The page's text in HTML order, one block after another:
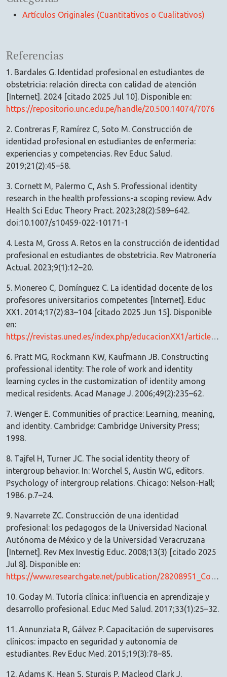
Artículos Originales (Cuantitativos o Cualitativos)
Referencias
1. Bardales G. Identidad profesional en estudiantes de
obstetricia: relación directa con calidad de atención
[Internet]. 2024 [citado 2025 Jul 10]. Disponible en:
https://repositorio.unc.edu.pe/handle/20.500.14074/7076
2. Contreras F, Ramírez C, Soto M. Construcción de
identidad profesional en estudiantes de enfermería:
experiencias y competencias. Rev Educ Salud.
2019;21(2):45–58.
3. Cornett M, Palermo C, Ash S. Professional identity
research in the health professions-a scoping review. Adv
Health Sci Educ Theory Pract. 2023;28(2):589–642.
doi:10.1007/s10459-022-10171-1
4. Lesta M, Gross A. Retos en la construcción de identidad
profesional en estudiantes de obstetricia. Rev Matronería
Actual. 2023;9(1):12–20.
5. Monereo C, Domínguez C. La identidad docente de los
profesores universitarios competentes [Internet]. Educ
XX1. 2014;17(2):83–104 [citado 2025 Jun 15]. Disponible
en:
https://revistas.uned.es/index.php/educacionXX1/article/view/3423
6. Pratt MG, Rockmann KW, Kaufmann JB. Constructing
professional identity: The role of work and identity
learning cycles in the customization of identity among
medical residents. Acad Manage J. 2006;49(2):235–62.
7. Wenger E. Communities of practice: Learning, meaning,
and identity. Cambridge: Cambridge University Press;
1998.
8. Tajfel H, Turner JC. The social identity theory of
intergroup behavior. In: Worchel S, Austin WG, editors.
Psychology of intergroup relations. Chicago: Nelson-Hall;
1986. p.7–24.
9. Navarrete ZC. Construcción de una identidad
profesional: los pedagogos de la Universidad Nacional
Autónoma de México y de la Universidad Veracruzana
[Internet]. Rev Mex Investig Educ. 2008;13(3) [citado 2025
Jul 8]. Disponible en:
https://www.researchgate.net/publication/28208951_Construccion_de_una_identidad_profesional_Los_pedagogos_de_la_Universidad_Nacional_Autonoma_de_Mexico_y_de_la_Universidad_Veracruzana
10. Goday M. Tutoría clínica: influencia en aprendizaje y
desarrollo profesional. Educ Med Salud. 2017;33(1):25–32.
11. Annunziata R, Gálvez P. Capacitación de supervisores
clínicos: impacto en seguridad y autonomía de
estudiantes. Rev Educ Med. 2015;19(3):78–85.
12. Adams K, Hean S, Sturgis P, Macleod Clark J.